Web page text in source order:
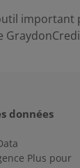
important
données
Plus pour